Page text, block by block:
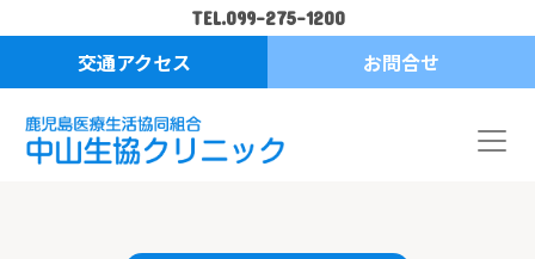
TEL.099-275-1200
交通アクセス お問合せ